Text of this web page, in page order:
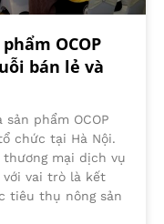
OCOP
bán lẻ và
phẩm OCOP
chức tại Hà Nội.
mại dịch vụ
với vai trò là kết
tiêu thụ nông sản